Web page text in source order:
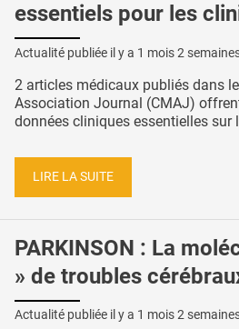
essentiels pour les
Actualité publiée il y a 1 mois 2
2 articles médicaux publiés dans
Association Journal (CMAJ)
données cliniques essentielles sur
LIRE LA SUITE
PARKINSON : La
» de troubles
Actualité publiée il y a 1 mois 2